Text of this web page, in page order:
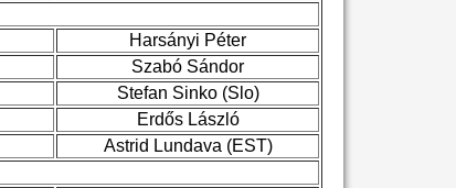
Harsányi Péter
Szabó Sándor
Stefan Sinko (Slo)
Erdős László
Astrid Lundava (EST)